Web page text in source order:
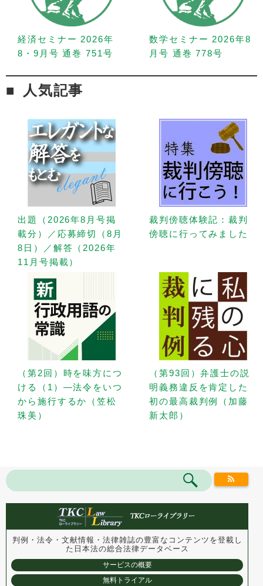
経済セミナー 2026年
8・9月号 通巻 751号
数学セミナー 2026年8
月号 通巻 778号
人気記事
出題（2026年8月号掲
載分）／応募締切（8月
8日）／解答（2026年
11月号掲載）
裁判傍聴体験記：裁判
傍聴に行ってみました
（第2回）時を味方につ
ける（1）—法令をいつ
から施行するか（笠松
珠美）
（第93回）弁護士の説
明義務違反を肯定した
初の最高裁判例（加藤
新太郎）
判例・法令・文献情報・法律雑誌の豊富なコンテンツを登載し
た 日本法の総合法律データベース
サービスの概要
無料トライアル